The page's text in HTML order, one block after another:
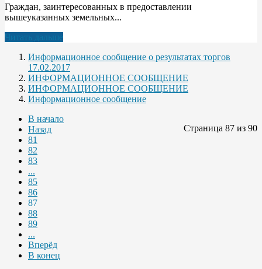
Граждан, заинтересованных в предоставлении
вышеуказанных земельных...
Читать дальше
Информационное сообщение о результатах торгов
17.02.2017
ИНФОРМАЦИОННОЕ СООБЩЕНИЕ
ИНФОРМАЦИОННОЕ СООБЩЕНИЕ
Информационное сообщение
Страница 87 из 90
В начало
Назад
81
82
83
...
85
86
87
88
89
...
Вперёд
В конец